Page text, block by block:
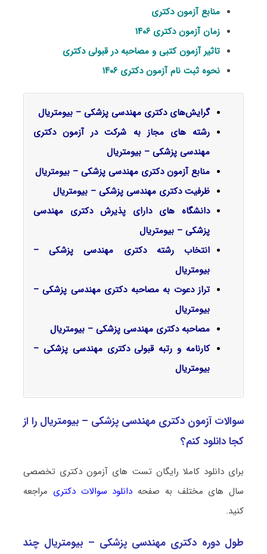
منابع آزمون دکتری
زمان آزمون دکتری ۱۴۰۶
تاثیر آزمون کتبی و مصاحبه در قبولی دکتری
نحوه ثبت نام آزمون دکتری ۱۴۰۶
گرایش‌های دکتری مهندسی پزشکی – بیومتریال
رشته های مجاز به شرکت در آزمون دکتری
مهندسی پزشکی – بیومتریال
منابع آزمون دکتری مهندسی پزشکی – بیومتریال
ظرفیت دکتری مهندسی پزشکی – بیومتریال
دانشگاه های دارای پذیرش دکتری مهندسی
پزشکی – بیومتریال
انتخاب رشته دکتری مهندسی پزشکی –
بیومتریال
تراز دعوت به مصاحبه دکتری مهندسی پزشکی –
بیومتریال
مصاحبه دکتری مهندسی پزشکی – بیومتریال
کارنامه و رتبه قبولی دکتری مهندسی پزشکی –
بیومتریال
سوالات آزمون دکتری مهندسی پزشکی – بیومتریال را از
کجا دانلود کنم؟
برای دانلود کاملا رایگان تست های آزمون دکتری تخصصی
سال های مختلف به صفحه دانلود سوالات دکتری مراجعه
کنید.
طول دوره دکتری مهندسی پزشکی – بیومتریال چند